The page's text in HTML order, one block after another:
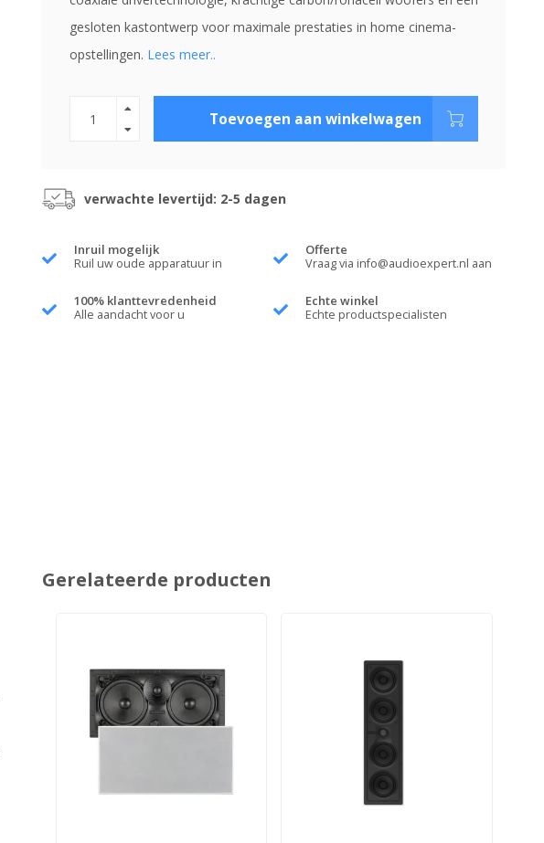
gesloten kastontwerp voor maximale prestaties in home cinema-
opstellingen. Lees meer..
Toevoegen aan winkelwagen
verwachte levertijd: 2-5 dagen
Inruil mogelijk
Ruil uw oude apparatuur in
Offerte
Vraag via info@audioexpert.nl aan
100% klanttevredenheid
Alle aandacht voor u
Echte winkel
Echte productspecialisten
Gerelateerde producten